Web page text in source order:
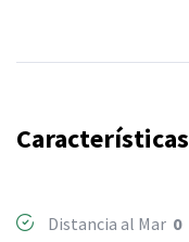
Características
Distancia al Mar 0